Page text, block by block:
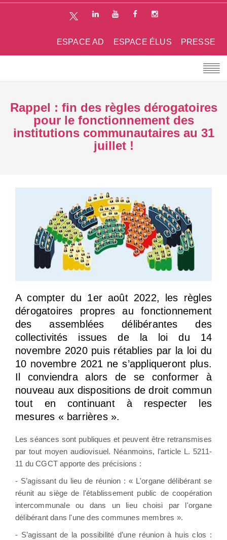
PRESSE
ESPACE ÉLUS
ESPACE AD
Rappel : fin des règles dérogatoires
pour le fonctionnement des
institutions communautaires au 31
juillet !
A compter du 1er août 2022, les règles
dérogatoires propres au fonctionnement
des assemblées délibérantes des
collectivités issues de la loi du 14
novembre 2020 puis rétablies par la loi du
10 novembre 2021 ne s’appliqueront plus.
Il conviendra alors de se conformer à
nouveau aux dispositions de droit commun
tout en continuant à respecter les
mesures « barrières ».
Les séances sont publiques et peuvent être retransmises
par tout moyen audiovisuel. Néanmoins, l’article L. 5211-
11 du CGCT apporte des précisions :
- S’agissant du lieu de réunion : « L'organe délibérant se
réunit au siège de l'établissement public de coopération
intercommunale ou dans un lieu choisi par l'organe
délibérant dans l'une des communes membres ».
- S’agissant de la possibilité d’une réunion à huis clos :